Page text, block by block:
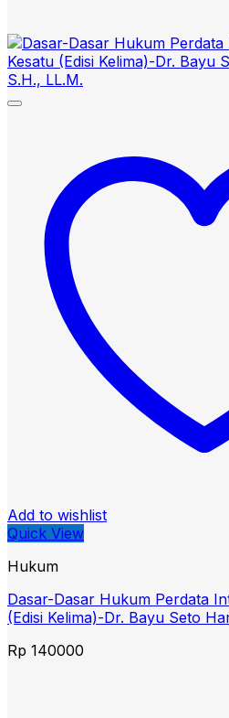
Add to wishlist
Quick View
Hukum
Dasar-Dasar Hukum Perdata
(Edisi Kelima)-Dr. Bayu Seto
Rp 140000